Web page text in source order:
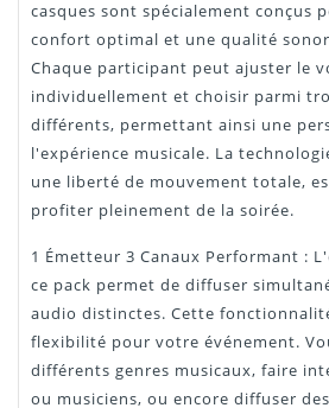
casques sont spécialement conçus
confort optimal et une qualité
Chaque participant peut ajuster le
individuellement et choisir parmi
différents, permettant ainsi une
l'expérience musicale. La
une liberté de mouvement totale,
profiter pleinement de la soirée.
1 Émetteur 3 Canaux Performant :
ce pack permet de diffuser
audio distinctes. Cette
flexibilité pour votre événement.
différents genres musicaux, faire
ou musiciens, ou encore diffuser